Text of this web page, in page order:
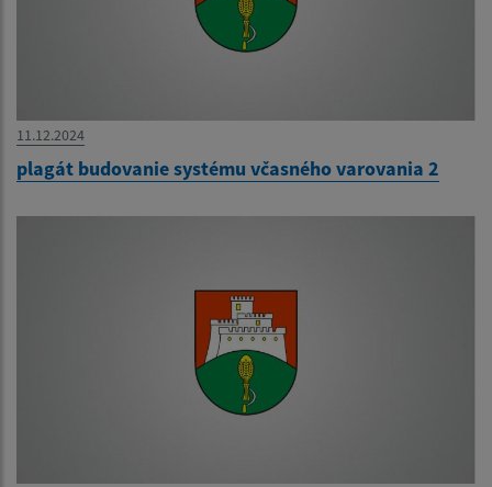
11.12.2024
plagát budovanie systému včasného varovania 2